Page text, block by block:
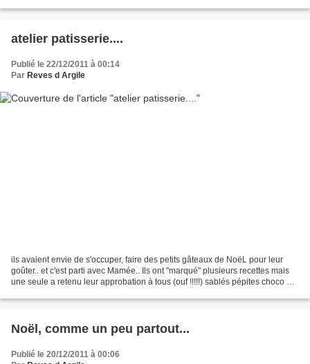
atelier patisserie....
Publié le 22/12/2011 à 00:14
Par Reves d Argile
ils avaient envie de s'occuper, faire des petits gâteaux de NoëL pour leur
goûter.. et c'est parti avec Mamée.. Ils ont "marqué" plusieurs recettes mais
une seule a retenu leur approbation à tous (ouf !!!!!) sablés pépites choco &
Noël, comme un peu partout...
Publié le 20/12/2011 à 00:06